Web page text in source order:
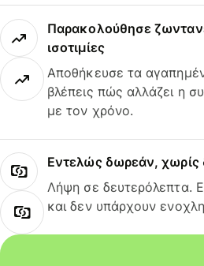
Παρακολούθησε
ισοτιμίες
Αποθήκευσε τα
βλέπεις πώς αλλάζει η
με τον χρόνο.
Εντελώς δωρεάν, χωρίς
Λήψη σε δευτερόλεπτα.
και δεν υπάρχουν